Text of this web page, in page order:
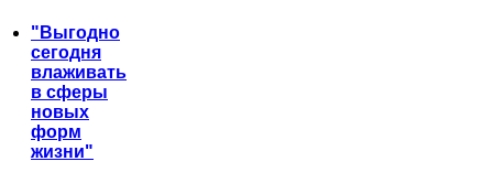
"Выгодно
сегодня
влаживать
в сферы
новых
форм
жизни"